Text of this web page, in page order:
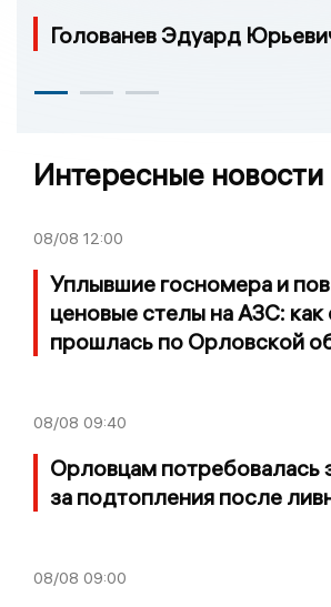
Голованев Эдуард
Интересные новости
08/08 12:00
Уплывшие госномера и
ценовые стелы на АЗС: как
прошлась по Орловской
08/08 09:40
Орловцам потребовалась
за подтопления после
08/08 09:00